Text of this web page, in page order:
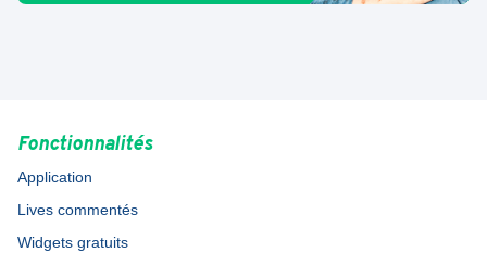
Fonctionnalités
Application
Lives commentés
Widgets gratuits